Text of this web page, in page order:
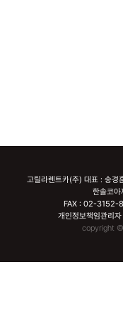
고릴라렌트카(주) 대표 : 송
한솔코
FAX : 02-3152-
개인정보책임관리
copyright